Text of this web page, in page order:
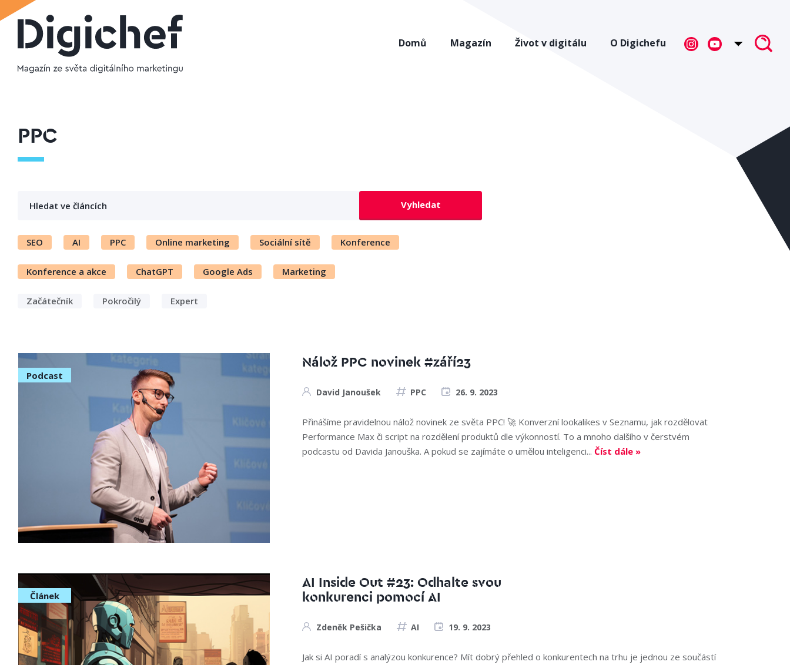
Domů Magazín Život v digitálu O Digichefu
PPC
Vyhledat
SEO AI PPC Online marketing Sociální sítě Konference
Konference a akce ChatGPT Google Ads Marketing
Začátečník Pokročilý Expert
Podcast
Nálož PPC novinek #září23
David Janoušek PPC 26. 9. 2023
Přinášíme pravidelnou nálož novinek ze světa PPC! 🚀 Konverzní lookalikes v Seznamu, jak rozdělovat
Performance Max či script na rozdělení produktů dle výkonností. To a mnoho dalšího v čerstvém
podcastu od Davida Janouška. A pokud se zajímáte o umělou inteligenci... Číst dále »
Článek
AI Inside Out #23: Odhalte svou
konkurenci pomocí AI
Zdeněk Pešička AI 19. 9. 2023
Jak si AI poradí s analýzou konkurence? Mít dobrý přehled o konkurentech na trhu je jednou ze součástí